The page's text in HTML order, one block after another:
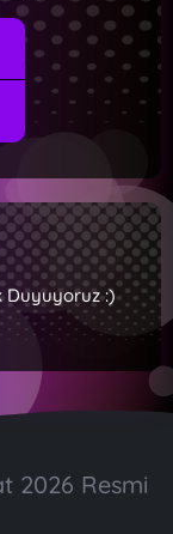
Duyuyoruz :)
2026 Resmi